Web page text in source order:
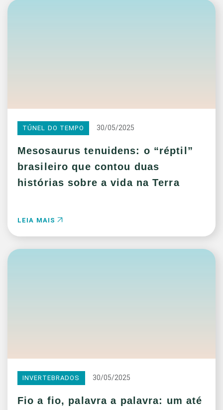
TÚNEL DO TEMPO 30/05/2025
Mesosaurus tenuidens: o “réptil”
brasileiro que contou duas
histórias sobre a vida na Terra
LEIA MAIS
INVERTEBRADOS 30/05/2025
Fio a fio, palavra a palavra: um até